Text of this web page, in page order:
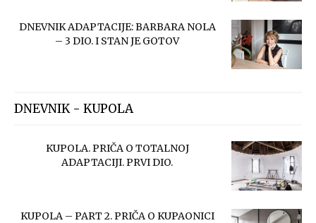
DNEVNIK ADAPTACIJE: BARBARA NOLA
– 3 DIO. I STAN JE GOTOV
DNEVNIK - KUPOLA
KUPOLA. PRIČA O TOTALNOJ
ADAPTACIJI. PRVI DIO.
KUPOLA – PART 2. PRIČA O KUPAONICI